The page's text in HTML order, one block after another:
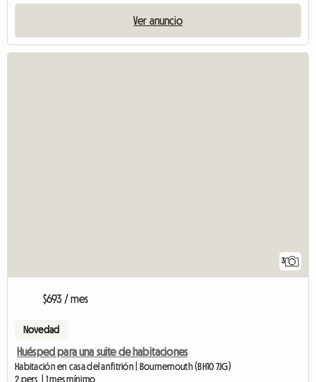
Ver anuncio
3
$693 / mes
Novedad
Huésped para una suite de habitaciones
Habitación en casa del anfitrión | Bournemouth (BH10 7JG)
2 pers. | 1 mes mínimo